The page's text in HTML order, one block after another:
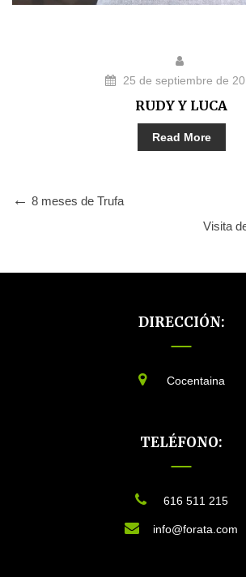
25 de septiembre de
RUDY Y LUCA
Read More
8 meses de Trufa
Visita
DIRECCIÓN:
Cocentaina
TELÉFONO:
616 511 215
info@forata.com